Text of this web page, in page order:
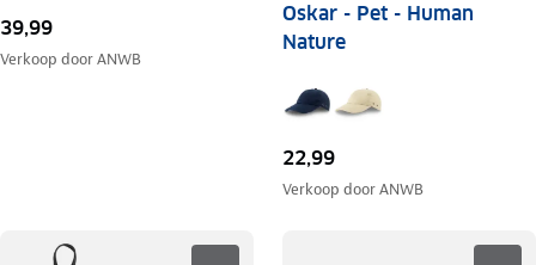
39,99
Verkoop doorANWB
Oskar - Pet - Human
Nature
22,99
Verkoop doorANWB